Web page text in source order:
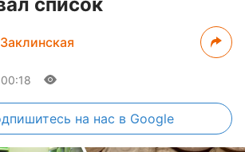
на нас в Google